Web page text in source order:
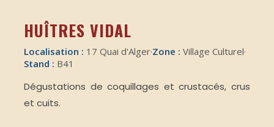
HUÎTRES VIDAL
Localisation : 17 Quai d'Alger·Zone : Village Culturel·
Stand : B41
Dégustations de coquillages et crustacés, crus
et cuits.